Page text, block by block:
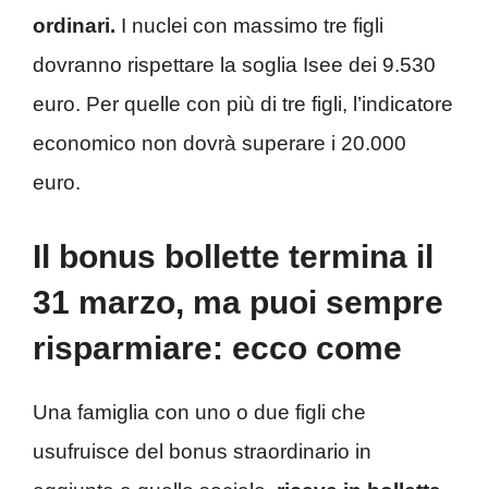
ordinari. I nuclei con massimo tre figli
dovranno rispettare la soglia Isee dei 9.530
euro. Per quelle con più di tre figli, l’indicatore
economico non dovrà superare i 20.000
euro.
Il bonus bollette termina il
31 marzo, ma puoi sempre
risparmiare: ecco come
Una famiglia con uno o due figli che
usufruisce del bonus straordinario in